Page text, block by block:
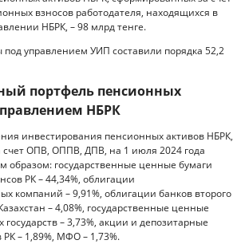
взносов работодателя, находящихся в
НБРК, – 98 млрд тенге.
управлением УИП составили порядка 52,2
портфель пенсионных
НБРК
инвестирования пенсионных активов НБРК,
ОПВ, ОППВ, ДПВ, на 1 июля 2024 года
образом: государственные ценные бумаги
РК – 44,34%, облигации
компаний – 9,91%, облигации банков второго
– 4,08%, государственные ценные
– 3,73%, акции и депозитарные
РК – 1,89%, МФО – 1,73%.